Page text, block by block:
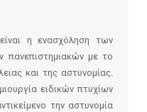
η ενασχόληση των
πανεπιστημιακών με το
και της αστυνομίας.
ειδικών πτυχίων
την αστυνομία